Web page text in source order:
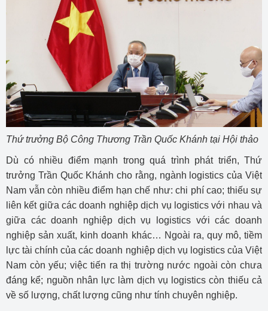
Thứ trưởng Bộ Công Thương Trần Quốc Khánh tại Hội thảo
Dù có nhiều điểm mạnh trong quá trình phát triển, Thứ
trưởng Trần Quốc Khánh cho rằng, ngành logistics của Việt
Nam vẫn còn nhiều điểm hạn chế như: chi phí cao; thiếu sự
liên kết giữa các doanh nghiệp dịch vụ logistics với nhau và
giữa các doanh nghiệp dịch vụ logistics với các doanh
nghiệp sản xuất, kinh doanh khác… Ngoài ra, quy mô, tiềm
lực tài chính của các doanh nghiệp dịch vụ logistics của Việt
Nam còn yếu; việc tiến ra thị trường nước ngoài còn chưa
đáng kể; nguồn nhân lực làm dịch vụ logistics còn thiếu cả
về số lượng, chất lượng cũng như tính chuyên nghiệp.